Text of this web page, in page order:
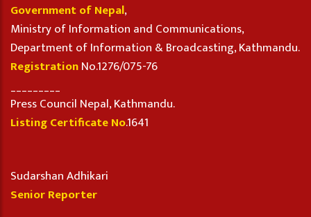
Government of Nepal,
Ministry of Information and Communications,
Department of Information & Broadcasting, Kathmandu.
RegistrationNo.1276/075-76
Press Council Nepal, Kathmandu.
Listing Certificate No.1641
Sudarshan Adhikari
Senior Reporter